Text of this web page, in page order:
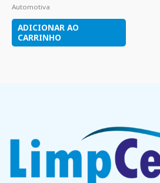
Automotiva
ADICIONAR AO
CARRINHO